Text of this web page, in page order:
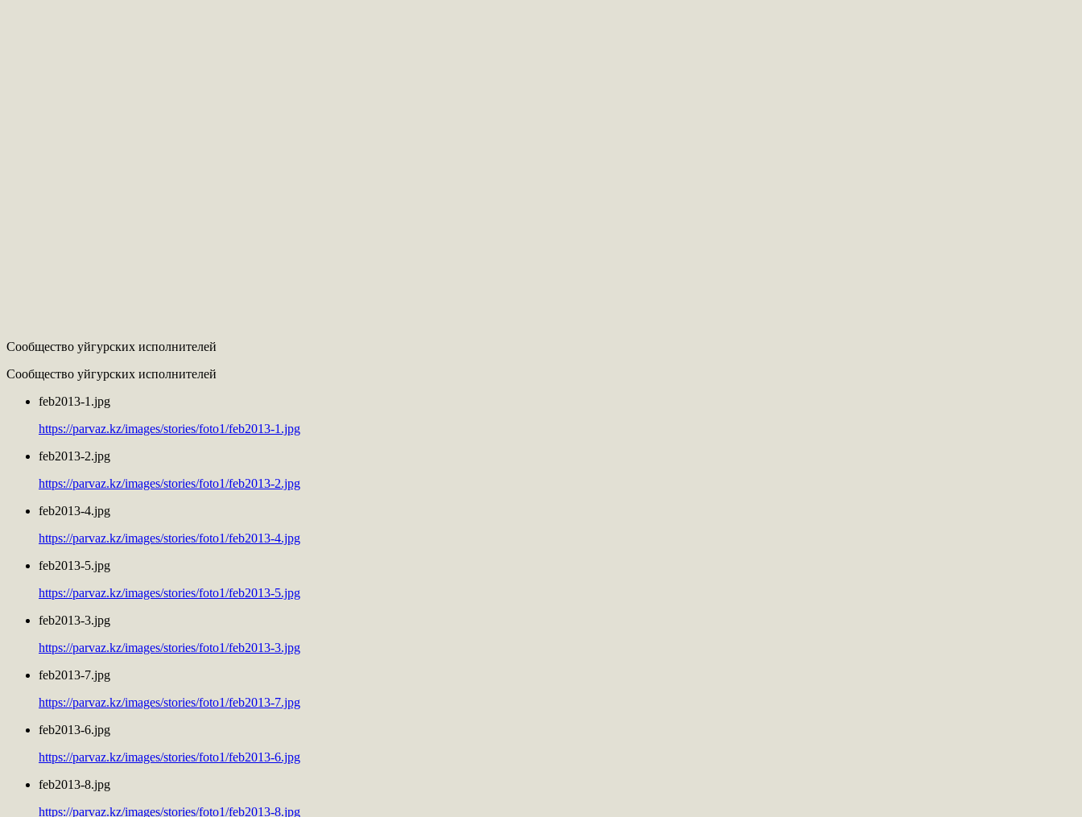
Сообщество уйгурских исполнителей
Сообщество уйгурских исполнителей
feb2013-1.jpg
https://parvaz.kz/images/stories/foto1/feb2013-1.jpg
feb2013-2.jpg
https://parvaz.kz/images/stories/foto1/feb2013-2.jpg
feb2013-4.jpg
https://parvaz.kz/images/stories/foto1/feb2013-4.jpg
feb2013-5.jpg
https://parvaz.kz/images/stories/foto1/feb2013-5.jpg
feb2013-3.jpg
https://parvaz.kz/images/stories/foto1/feb2013-3.jpg
feb2013-7.jpg
https://parvaz.kz/images/stories/foto1/feb2013-7.jpg
feb2013-6.jpg
https://parvaz.kz/images/stories/foto1/feb2013-6.jpg
feb2013-8.jpg
https://parvaz.kz/images/stories/foto1/feb2013-8.jpg